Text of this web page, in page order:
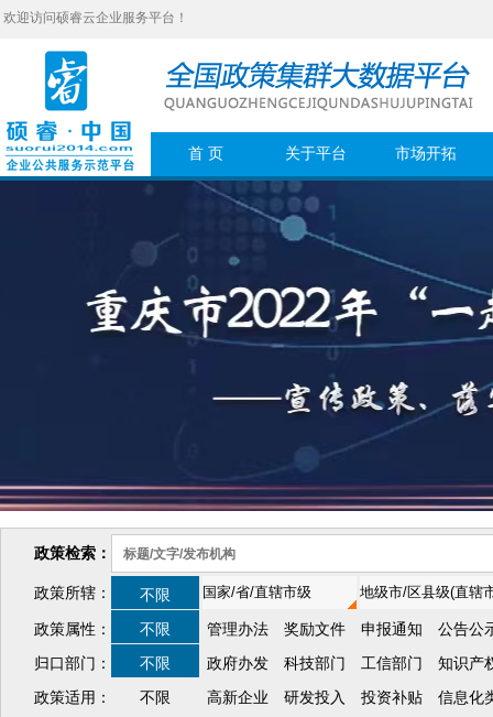
欢迎访问硕睿云企业服务平台！
首 页 关于平台 市场开拓
政策检索：
政策所辖：
不限
政策属性：
不限 管理办法 奖励文件 申报通知
公告公
归口部门：
不限 政府办发 科技部门 工信部门
知识产
政策适用：
不限 高新企业 研发投入 投资补贴 信息化